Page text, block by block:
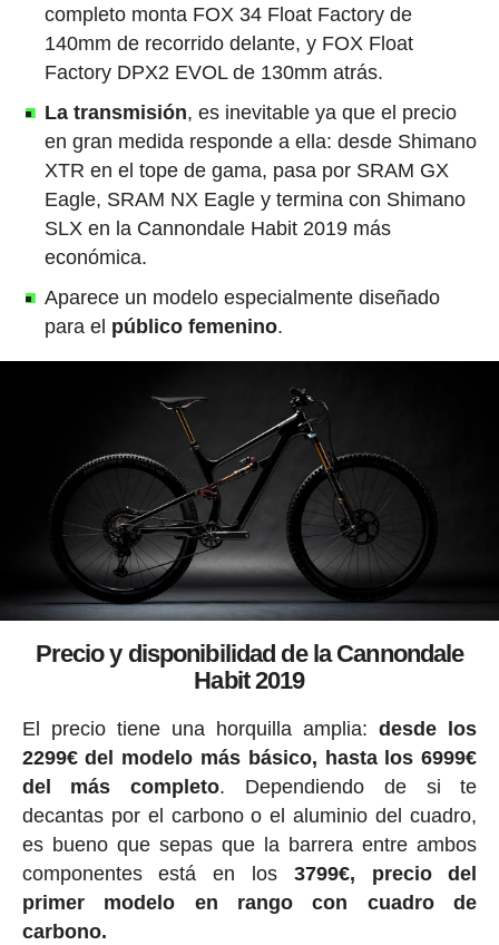
completo monta FOX 34 Float Factory de
140mm de recorrido delante, y FOX Float
Factory DPX2 EVOL de 130mm atrás.
La transmisión, es inevitable ya que el precio
en gran medida responde a ella: desde Shimano
XTR en el tope de gama, pasa por SRAM GX
Eagle, SRAM NX Eagle y termina con Shimano
SLX en la Cannondale Habit 2019 más
económica.
Aparece un modelo especialmente diseñado
para el público femenino.
Precio y disponibilidad de la Cannondale
Habit 2019
El precio tiene una horquilla amplia:desde los
2299€ del modelo más básico, hasta los 6999€
del más completo. Dependiendo de si te
decantas por el carbono o el aluminio del cuadro,
es bueno que sepas que la barrera entre ambos
componentes está en los 3799€, precio del
primer modelo en rango con cuadro de
carbono.